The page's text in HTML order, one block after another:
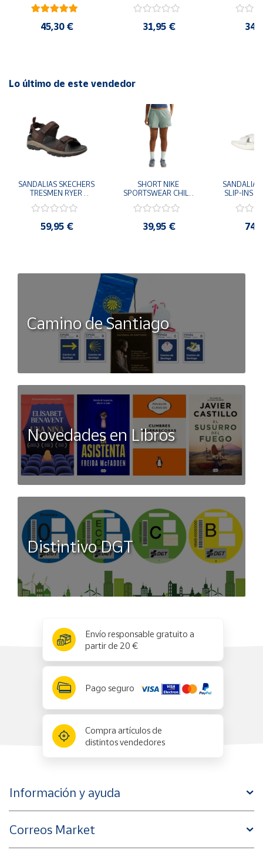
45,30 € 31,95 €
Lo último de este vendedor
SANDALIAS SKECHERS
TRESMEN RYER
205112-CHOC
COMODAS
59,95 €
SHORT NIKE
SPORTSWEAR CHILL
006 PANTALONES
39,95 €
SANDALIAS
SLIP-INS
Camino de Santiago
Novedades en Libros
Distintivo DGT
Envío responsable gratuito a
partir de 20 €
Pago seguro
Compra artículos de
distintos vendedores
Información y ayuda
Correos Market